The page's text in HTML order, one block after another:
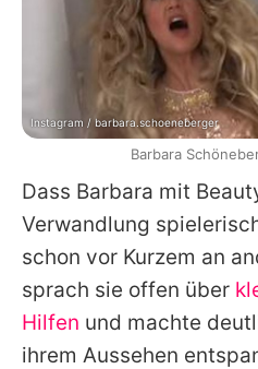
Dass Barbara mit
Verwandlung
schon vor Kurzem an
sprach sie offen über
Hilfen und machte
ihrem Aussehen
Instagram / barbara.schoeneberger
Barbara